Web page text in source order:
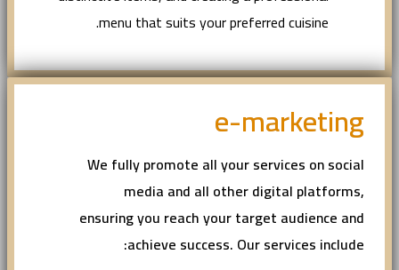
menu that suits your preferred cuisine.
e-marketing
We fully promote all your services on social
media and all other digital platforms,
ensuring you reach your target audience and
achieve success. Our services include: